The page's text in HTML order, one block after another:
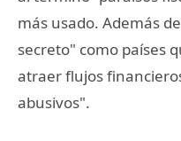
más usado. Además
secreto" como países
atraer flujos
abusivos".